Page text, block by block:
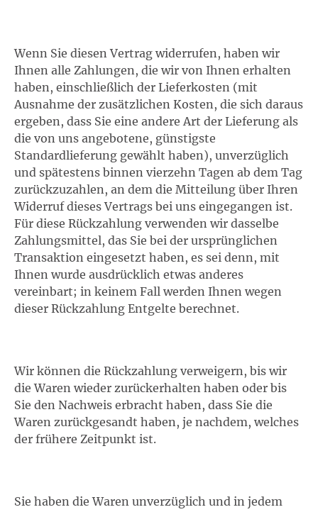
Wenn Sie diesen Vertrag widerrufen, haben wir
Ihnen alle Zahlungen, die wir von Ihnen erhalten
haben, einschließlich der Lieferkosten (mit
Ausnahme der zusätzlichen Kosten, die sich daraus
ergeben, dass Sie eine andere Art der Lieferung als
die von uns angebotene, günstigste
Standardlieferung gewählt haben), unverzüglich
und spätestens binnen vierzehn Tagen ab dem Tag
zurückzuzahlen, an dem die Mitteilung über Ihren
Widerruf dieses Vertrags bei uns eingegangen ist.
Für diese Rückzahlung verwenden wir dasselbe
Zahlungsmittel, das Sie bei der ursprünglichen
Transaktion eingesetzt haben, es sei denn, mit
Ihnen wurde ausdrücklich etwas anderes
vereinbart; in keinem Fall werden Ihnen wegen
dieser Rückzahlung Entgelte berechnet.
Wir können die Rückzahlung verweigern, bis wir
die Waren wieder zurückerhalten haben oder bis
Sie den Nachweis erbracht haben, dass Sie die
Waren zurückgesandt haben, je nachdem, welches
der frühere Zeitpunkt ist.
Sie haben die Waren unverzüglich und in jedem